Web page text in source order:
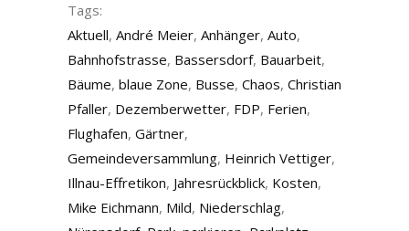
Tags:
Aktuell, André Meier, Anhänger, Auto,
Bahnhofstrasse, Bassersdorf, Bauarbeit,
Bäume, blaue Zone, Busse, Chaos, Christian
Pfaller, Dezemberwetter, FDP, Ferien,
Flughafen, Gärtner,
Gemeindeversammlung, Heinrich Vettiger,
Illnau-Effretikon, Jahresrückblick, Kosten,
Mike Eichmann, Mild, Niederschlag,